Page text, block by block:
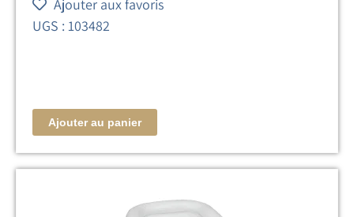
Ajouter aux favoris
UGS : 103482
Ajouter au panier